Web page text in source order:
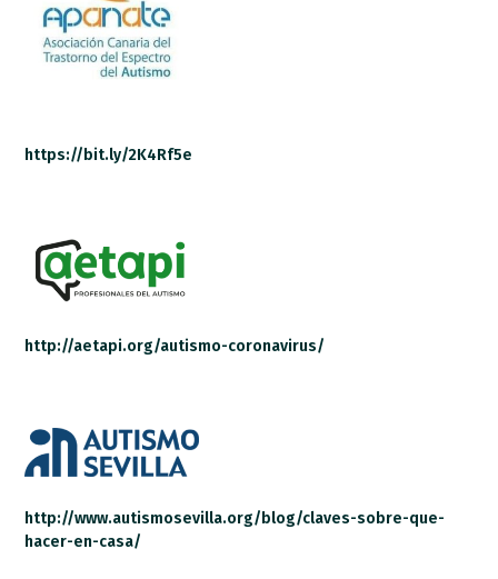
https://bit.ly/2K4Rf5e
http://aetapi.org/autismo-coronavirus/
http://www.autismosevilla.org/blog/claves-sobre-que-
hacer-en-casa/